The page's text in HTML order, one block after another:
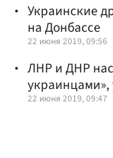
Украинские
на Донбассе
22 июня 2019, 09:56
ЛНР и ДНР
украинцами»,
22 июня 2019, 09:47